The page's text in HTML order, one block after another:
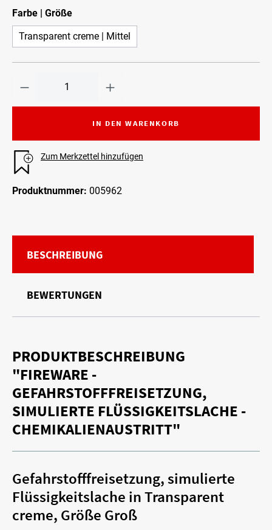
Farbe | Größe
Transparent creme | Mittel
IN DEN WARENKORB
Zum Merkzettel hinzufügen
Produktnummer: 005962
BESCHREIBUNG
BEWERTUNGEN
PRODUKTBESCHREIBUNG
"FIREWARE -
GEFAHRSTOFFFREISETZUNG,
SIMULIERTE FLÜSSIGKEITSLACHE -
CHEMIKALIENAUSTRITT"
Gefahrstofffreisetzung, simulierte
Flüssigkeitslache in Transparent
creme, Größe Groß